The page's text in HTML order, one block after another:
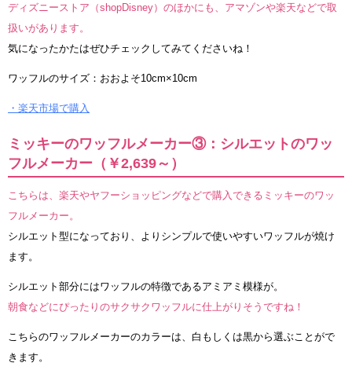
ディズニーストア（shopDisney）のほかにも、アマゾンや楽天などで取
扱いがあります。
気になったかたはぜひチェックしてみてくださいね！
ワッフルのサイズ：おおよそ10cm×10cm
・楽天市場で購入
ミッキーのワッフルメーカー③：シルエットのワッ
フルメーカー（￥2,639～）
こちらは、楽天やヤフーショッピングなどで購入できるミッキーのワッ
フルメーカー。
シルエット型になっており、よりシンプルで使いやすいワッフルが焼け
ます。
シルエット部分にはワッフルの特徴であるアミアミ模様が。
朝食などにぴったりのサクサクワッフルに仕上がりそうですね！
こちらのワッフルメーカーのカラーは、白もしくは黒から選ぶことがで
きます。